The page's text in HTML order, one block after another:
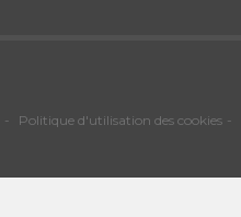
Politique d'utilisation des cookies